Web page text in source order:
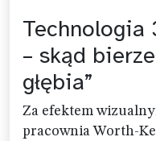
Technologia
– skąd
głębia”
Za efektem
pracownia Worth-